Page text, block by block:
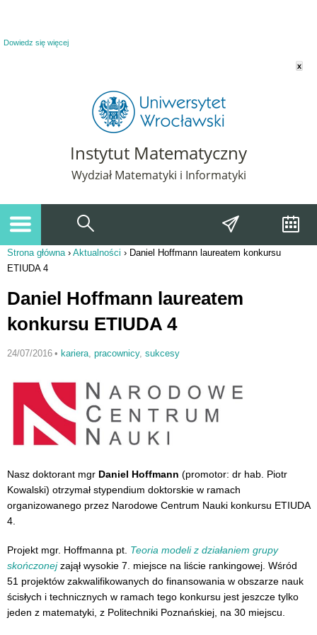
Dowiedz się więcej
x
Instytut Matematyczny
Wydział Matematyki i Informatyki
Jesteś tutaj
Strona główna› Aktualności › Daniel Hoffmann laureatem konkursu
ETIUDA 4
Daniel Hoffmann laureatem
konkursu ETIUDA 4
24/07/2016 • kariera, pracownicy, sukcesy
Nasz doktorant mgr Daniel Hoffmann (promotor: dr hab. Piotr
Kowalski) otrzymał stypendium doktorskie w ramach
organizowanego przez Narodowe Centrum Nauki konkursu ETIUDA
4.
Projekt mgr. Hoffmanna pt. Teoria modeli z działaniem grupy
skończonejzajął wysokie 7. miejsce na liście rankingowej. Wśród
51 projektów zakwalifikowanych do finansowania w obszarze nauk
ścisłych i technicznych w ramach tego konkursu jest jeszcze tylko
jeden z matematyki, z Politechniki Poznańskiej, na 30 miejscu.